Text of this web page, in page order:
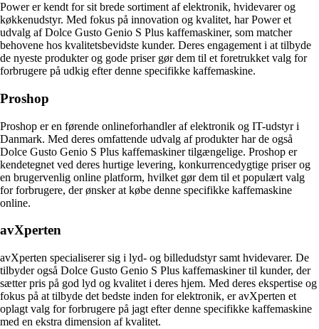
Power er kendt for sit brede sortiment af elektronik, hvidevarer og
køkkenudstyr. Med fokus på innovation og kvalitet, har Power et
udvalg af Dolce Gusto Genio S Plus kaffemaskiner, som matcher
behovene hos kvalitetsbevidste kunder. Deres engagement i at tilbyde
de nyeste produkter og gode priser gør dem til et foretrukket valg for
forbrugere på udkig efter denne specifikke kaffemaskine.
Proshop
Proshop er en førende onlineforhandler af elektronik og IT-udstyr i
Danmark. Med deres omfattende udvalg af produkter har de også
Dolce Gusto Genio S Plus kaffemaskiner tilgængelige. Proshop er
kendetegnet ved deres hurtige levering, konkurrencedygtige priser og
en brugervenlig online platform, hvilket gør dem til et populært valg
for forbrugere, der ønsker at købe denne specifikke kaffemaskine
online.
avXperten
avXperten specialiserer sig i lyd- og billedudstyr samt hvidevarer. De
tilbyder også Dolce Gusto Genio S Plus kaffemaskiner til kunder, der
sætter pris på god lyd og kvalitet i deres hjem. Med deres ekspertise og
fokus på at tilbyde det bedste inden for elektronik, er avXperten et
oplagt valg for forbrugere på jagt efter denne specifikke kaffemaskine
med en ekstra dimension af kvalitet.